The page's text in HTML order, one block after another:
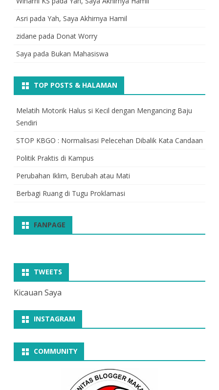
Asri pada Yah, Saya Akhirnya Hamil
zidane pada Donat Worry
Saya pada Bukan Mahasiswa
TOP POSTS & HALAMAN
Melatih Motorik Halus si Kecil dengan Mengancing Baju
Sendiri
STOP KBGO : Normalisasi Pelecehan Dibalik Kata Candaan
Politik Praktis di Kampus
Perubahan Iklim, Berubah atau Mati
Berbagi Ruang di Tugu Proklamasi
FANPAGE
TWEETS
Kicauan Saya
INSTAGRAM
COMMUNITY